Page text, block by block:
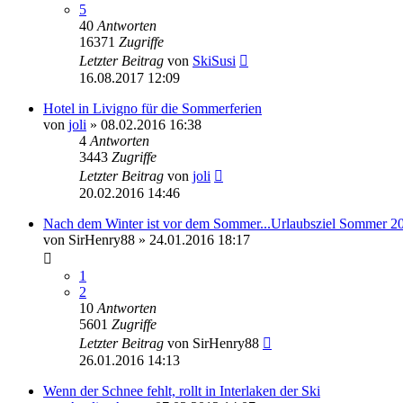
5
40 Antworten
16371 Zugriffe
Letzter Beitrag von SkiSusi
16.08.2017 12:09
Hotel in Livigno für die Sommerferien
von joli » 08.02.2016 16:38
4 Antworten
3443 Zugriffe
Letzter Beitrag von joli
20.02.2016 14:46
Nach dem Winter ist vor dem Sommer...Urlaubsziel Sommer
von SirHenry88 » 24.01.2016 18:17
1
2
10 Antworten
5601 Zugriffe
Letzter Beitrag von SirHenry88
26.01.2016 14:13
Wenn der Schnee fehlt, rollt in Interlaken der Ski